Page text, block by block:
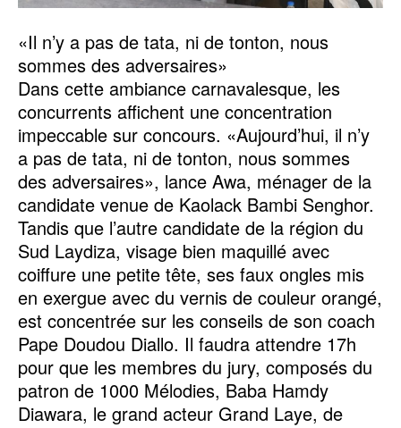
«Il n’y a pas de tata, ni de tonton, nous
sommes des adversaires»
Dans cette ambiance carnavalesque, les
concurrents affichent une concentration
impeccable sur concours. «Aujourd’hui, il n’y
a pas de tata, ni de tonton, nous sommes
des adversaires», lance Awa, ménager de la
candidate venue de Kaolack Bambi Senghor.
Tandis que l’autre candidate de la région du
Sud Laydiza, visage bien maquillé avec
coiffure une petite tête, ses faux ongles mis
en exergue avec du vernis de couleur orangé,
est concentrée sur les conseils de son coach
Pape Doudou Diallo. Il faudra attendre 17h
pour que les membres du jury, composés du
patron de 1000 Mélodies, Baba Hamdy
Diawara, le grand acteur Grand Laye, de